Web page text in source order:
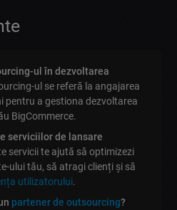
ul în dezvoltarea
ul se referă la angajarea
pentru a gestiona dezvoltarea
BigCommerce.
serviciilor de lansare
servicii te ajută să optimizezi
ului tău, să atragi clienți și să
utilizatorului.
partener de outsourcing?